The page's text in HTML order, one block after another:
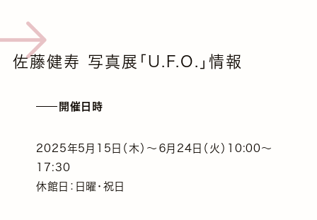
佐藤健寿 写真展「U.F.O.」情報
開催日時
2025年5月15日（木）～６月24日（火）10:00～
17:30
休館日：日曜・祝日